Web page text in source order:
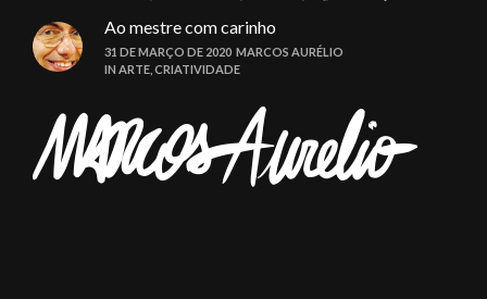
Ao mestre com carinho
31 DE MARÇO DE 2020 MARCOS AURÉLIO
IN ARTE CRIATIVIDADE